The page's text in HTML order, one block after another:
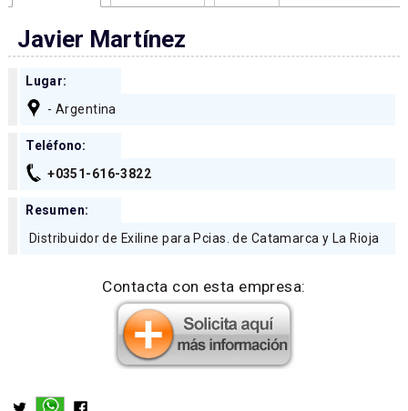
Javier Martínez
Lugar:
- Argentina
Teléfono:
+0351-616-3822
Resumen:
Distribuidor de Exiline para Pcias. de Catamarca y La Rioja
Contacta con esta empresa: